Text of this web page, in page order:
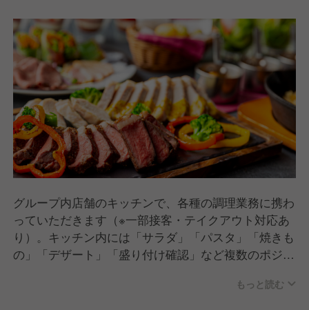
制度（母国への帰国に伴う休
みは最大連続30日間）※規定
有
グループ内店舗のキッチンで、各種の調理業務に携わ
っていただきます（※一部接客・テイクアウト対応あ
り）。キッチン内には「サラダ」「パスタ」「焼きも
の」「デザート」「盛り付け確認」など複数のポジシ
もっと読む